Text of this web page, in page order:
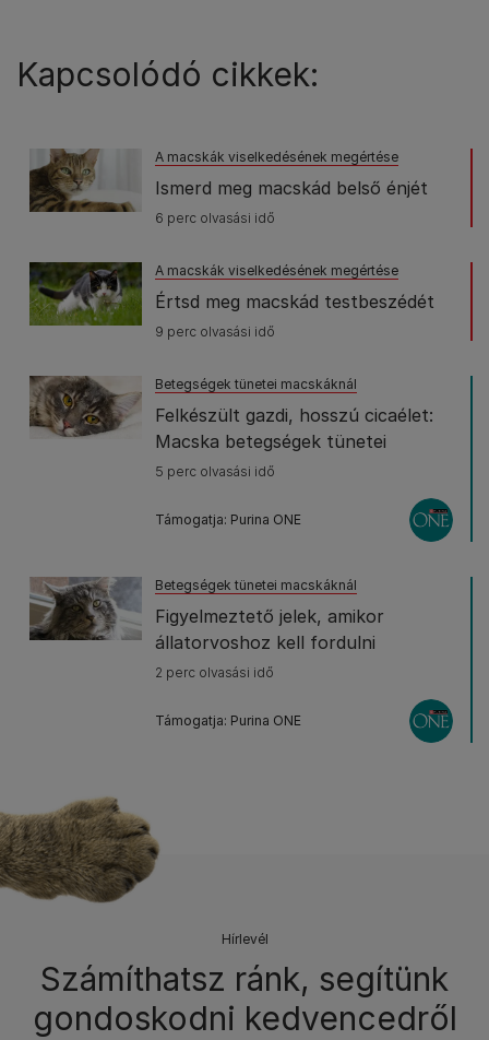
Kapcsolódó cikkek:
A macskák viselkedésének megértése
Ismerd meg macskád belső énjét
6 perc olvasási idő
A macskák viselkedésének megértése
Értsd meg macskád testbeszédét
9 perc olvasási idő
Betegségek tünetei macskáknál
Felkészült gazdi, hosszú cicaélet:
Macska betegségek tünetei
5 perc olvasási idő
Támogatja: Purina ONE
Betegségek tünetei macskáknál
Figyelmeztető jelek, amikor
állatorvoshoz kell fordulni
2 perc olvasási idő
Támogatja: Purina ONE
Hírlevél​
Számíthatsz ránk, segítünk
gondoskodni kedvencedről